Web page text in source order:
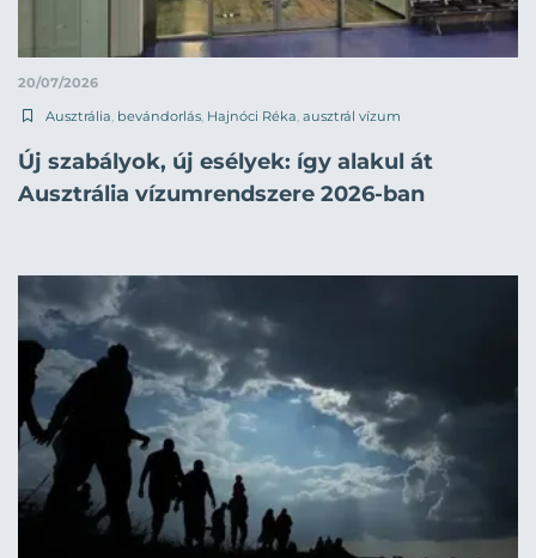
20/07/2026
Ausztrália, bevándorlás, Hajnóci Réka, ausztrál vízum
Új szabályok, új esélyek: így alakul át
Ausztrália vízumrendszere 2026-ban